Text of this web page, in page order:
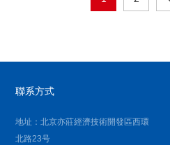
聯系方式
地址：北京亦莊經濟技術開發區西環
北路23号